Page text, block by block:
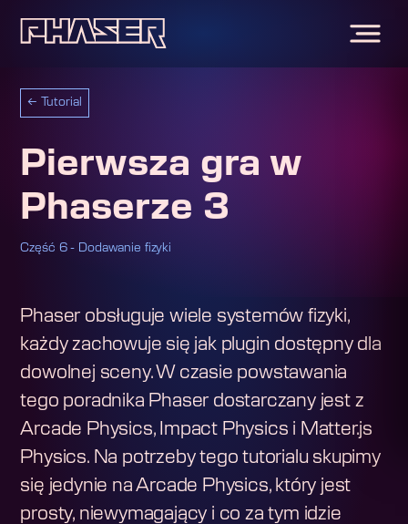
← Tutorial
Pierwsza gra w
Phaserze 3
Część 6 - Dodawanie fizyki
Phaser obsługuje wiele systemów fizyki,
każdy zachowuje się jak plugin dostępny dla
dowolnej sceny. W czasie powstawania
tego poradnika Phaser dostarczany jest z
Arcade Physics, Impact Physics i Matter.js
Physics. Na potrzeby tego tutorialu skupimy
się jedynie na Arcade Physics, który jest
prosty, niewymagający i co za tym idzie